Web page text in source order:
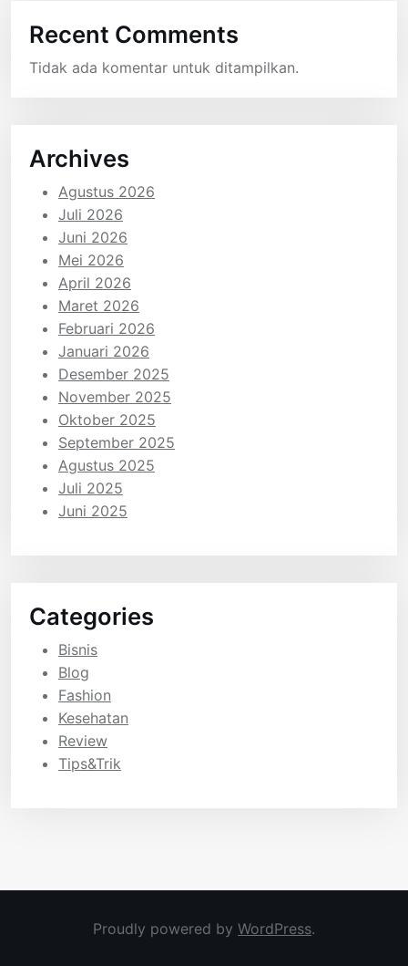
Recent Comments
Tidak ada komentar untuk ditampilkan.
Archives
Agustus 2026
Juli 2026
Juni 2026
Mei 2026
April 2026
Maret 2026
Februari 2026
Januari 2026
Desember 2025
November 2025
Oktober 2025
September 2025
Agustus 2025
Juli 2025
Juni 2025
Categories
Bisnis
Blog
Fashion
Kesehatan
Review
Tips&Trik
Proudly powered by WordPress.